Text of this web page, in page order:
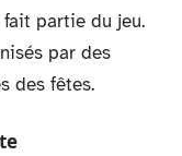
partie du jeu.
par des
des fêtes.